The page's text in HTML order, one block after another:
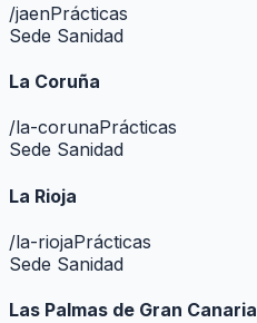
/jaenPrácticas
Sede Sanidad
La Coruña
/la-corunaPrácticas
Sede Sanidad
La Rioja
/la-riojaPrácticas
Sede Sanidad
Las Palmas de Gran Canaria